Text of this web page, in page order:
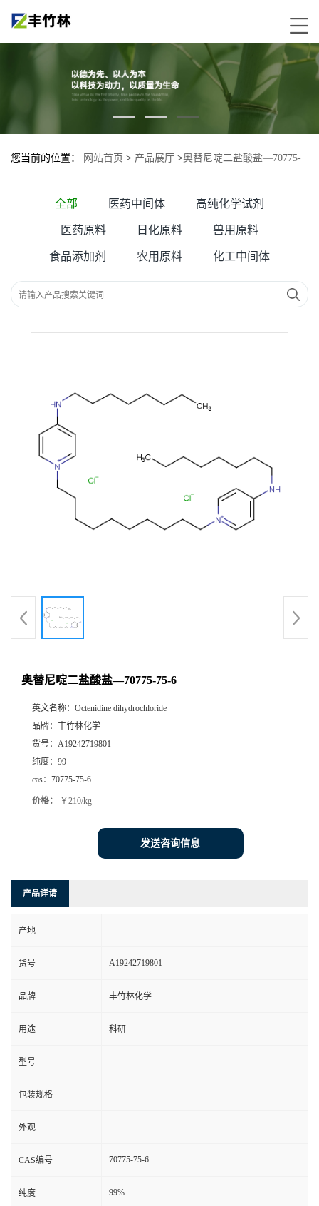
您当前的位置： 网站首页 > 产品展厅 >奥替尼啶二盐酸盐—70775-
全部 医药中间体 高纯化学试剂
医药原料 日化原料 兽用原料
食品添加剂 农用原料 化工中间体
奥替尼啶二盐酸盐—70775-75-6
英文名称： Octenidine dihydrochloride
品牌： 丰竹林化学
货号： A19242719801
纯度： 99
cas： 70775-75-6
价格： ￥210/kg
发送咨询信息
产品详请
产地
货号 A19242719801
品牌 丰竹林化学
用途 科研
型号
包装规格
外观
CAS编号 70775-75-6
纯度 99%